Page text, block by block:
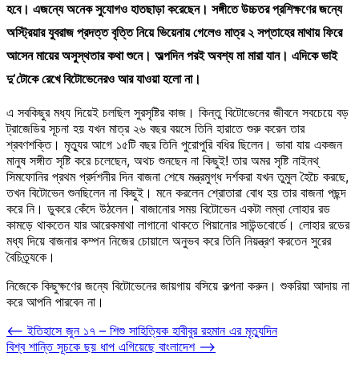
হবে। এজন্যে অনেক সুযোগও হাতছাড়া করেছেন। সঙ্গীতে উচ্চতর প্রশিক্ষণের জন্যে
অস্ট্রিয়ার যুবরাজ প্রদত্ত বৃত্তি নিয়ে ভিয়েনায় গেলেও মাত্র ২ সপ্তাহের মাথায় ফিরে
আসেন মায়ের অসুস্থতার কথা শুনে। অল্পদিন পরই অবশ্য মা মারা যান। এদিকে ভাই
দু’টোকে রেখে বিটোভেনেরও আর যাওয়া হলো না।
এ সবকিছুর মধ্য দিয়েই চলছিল সুরসৃষ্টির কাজ। কিন্তু বিটোভেনের জীবনে সবচেয়ে বড়
ট্রাজেডির সূচনা হয় যখন মাত্র ২৬ বছর বয়সে তিনি হারাতে শুরু করেন তার
শ্রবণশক্তি। মৃত্যুর আগে ১৫টি বছর তিনি পুরোপুরি বধির ছিলেন। ভাবা যায় একজন
মানুষ সঙ্গীত সৃষ্টি করে চলেছেন, অথচ শুনছেন না কিছুই! তার অমর সৃষ্টি নাইনথ্‌
সিমফোনির প্রথম প্রর্দশনীর দিন বাজনা শেষে মন্ত্রমুগ্ধ দর্শকরা যখন তুমুল হৈচৈ করছে,
তখন বিটোভেন শুনছিলেন না কিছুই। মনে করলেন শ্রোতারা বোধ হয় তার বাজনা পছন্দ
করে নি। ডুকরে কেঁদে উঠলেন। বাজানোর সময় বিটোভেন একটা লম্বা লোহার রড
কামড়ে থাকতেন যার আরেকমাথা লাগানো থাকতে পিয়ানোর সাউন্ডবোর্ডে। লোহার রডের
মধ্য দিয়ে বাজনার কম্পন নিজের চোয়ালে অনুভব করে তিনি নিয়ন্ত্রণ করতেন সুরের
বৈচিত্র্যকে।
নিজেকে কিছুক্ষণের জন্যে বিটোভেনের জায়গায় বসিয়ে কল্পনা করুন। শুকরিয়া আদায় না
করে আপনি পারবেন না।
Post
navigation
⟵ ইতিহাসে জুন ১৭ – শিশু সাহিত্যিক হাবীবুর রহমান এর মৃত্যুদিন
বিশ্ব শান্তি সূচকে ছয় ধাপ এগিয়েছে বাংলাদেশ ⟶